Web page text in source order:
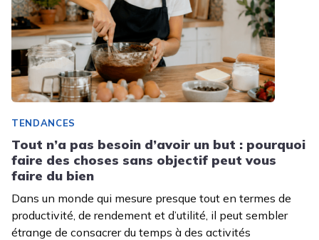
TENDANCES
Tout n’a pas besoin d’avoir un but : pourquoi
faire des choses sans objectif peut vous
faire du bien
Dans un monde qui mesure presque tout en termes de
productivité, de rendement et d’utilité, il peut sembler
étrange de consacrer du temps à des activités